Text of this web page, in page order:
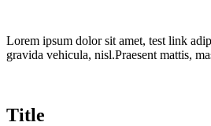
Lorem ipsum dolor sit amet, test link
gravida vehicula, nisl.Praesent mattis,
Title